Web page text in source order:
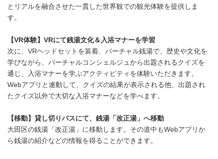
とリアルを融合させた一貫した世界観での観光体験を提供しま
す。
【VR体験】 VRにて銭湯文化＆入浴マナーを学習
次に、VRヘッドセットを装着、バーチャル銭湯で、歴史や文化を
学びながら、バーチャルコンシェルジュから出題されるクイズを
通じ、入浴マナーを学ぶアクティビティを体験いただきます。
Webアプリと連動して、クイズの結果が表示される他、出題され
たクイズ以外で大切な入浴マナーなどを学べます。
【移動】貸し切りバスにて、銭湯「改正湯」へ移動
大田区の銭湯「改正湯」に移動します。その道中もWebアプリか
ら銭湯の紹介などの情報を得ることができます。